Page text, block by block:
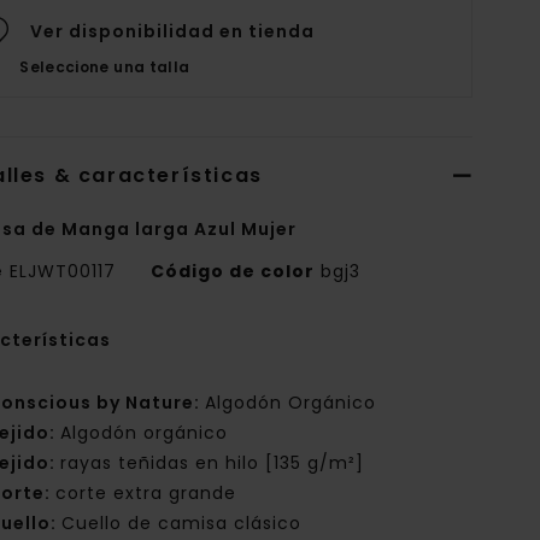
Ver disponibilidad en tienda
Seleccione una talla
& características
de Manga larga Azul Mujer
ELJWT00117 Código de color bgj3
by Nature: Algodón Orgánico
Algodón orgánico
rayas teñidas en hilo [135 g/m²]
corte extra grande
Cuello de camisa clásico